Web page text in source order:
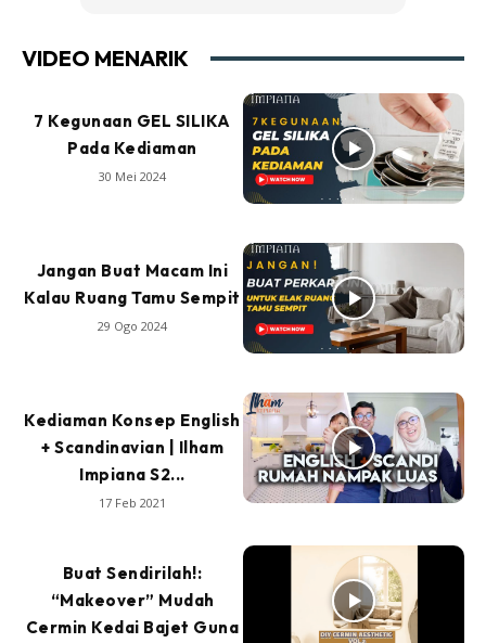
VIDEO MENARIK
7 Kegunaan GEL SILIKA
Pada Kediaman
30 Mei 2024
Jangan Buat Macam Ini
Kalau Ruang Tamu Sempit
29 Ogo 2024
Kediaman Konsep English
+ Scandinavian | Ilham
Impiana S2...
17 Feb 2021
Buat Sendirilah!:
“Makeover” Mudah
Cermin Kedai Bajet Guna